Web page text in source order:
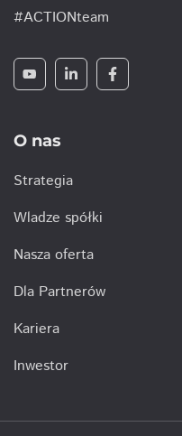
#ACTIONteam
O nas
Strategia
Wladze spółki
Nasza oferta
Dla Partnerów
Kariera
Inwestor